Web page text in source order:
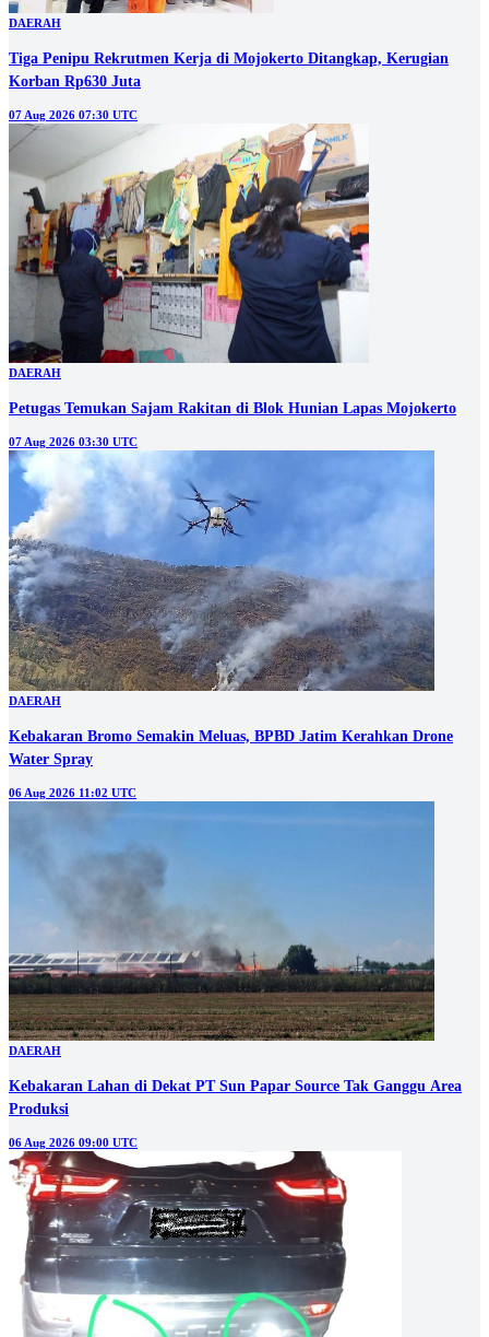
DAERAH
Tiga Penipu Rekrutmen Kerja di Mojokerto Ditangkap, Kerugian
Korban Rp630 Juta
07 Aug 2026 07:30 UTC
DAERAH
Petugas Temukan Sajam Rakitan di Blok Hunian Lapas Mojokerto
07 Aug 2026 03:30 UTC
DAERAH
Kebakaran Bromo Semakin Meluas, BPBD Jatim Kerahkan Drone
Water Spray
06 Aug 2026 11:02 UTC
DAERAH
Kebakaran Lahan di Dekat PT Sun Papar Source Tak Ganggu Area
Produksi
06 Aug 2026 09:00 UTC